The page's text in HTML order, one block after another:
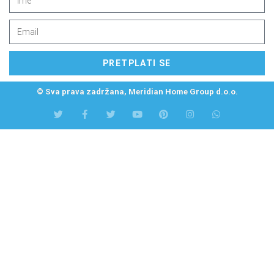
PRETPLATI SE
© Sva prava zadržana, Meridian Home Group d.o.o.